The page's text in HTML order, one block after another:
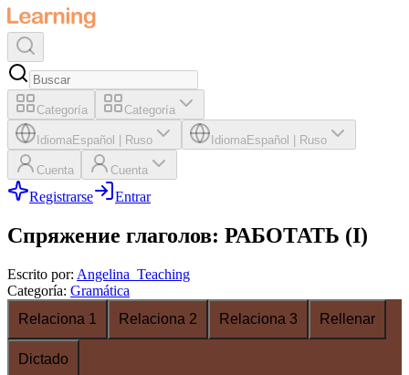
Categoría Categoría
IdiomaEspañol Ruso IdiomaEspañol Ruso
Cuenta Cuenta
Registrarse Entrar
Спряжение глаголов: РАБОТАТЬ (I)
Escrito por: Angelina_Teaching
Categoría: Gramática
Relaciona 1
Relaciona 2 Relaciona 3 Rellenar
Dictado